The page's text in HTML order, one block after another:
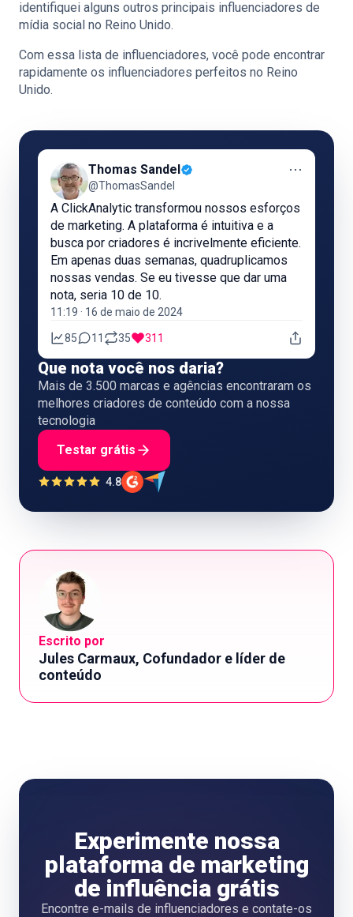
identifiquei alguns outros principais influenciadores de
mídia social no Reino Unido.
Com essa lista de influenciadores, você pode encontrar
rapidamente os influenciadores perfeitos no Reino
Unido.
Thomas Sandel
@ThomasSandel
⋯
A ClickAnalytic transformou nossos esforços
de marketing. A plataforma é intuitiva e a
busca por criadores é incrivelmente eficiente.
Em apenas duas semanas, quadruplicamos
nossas vendas. Se eu tivesse que dar uma
nota, seria 10 de 10.
11:19 · 16 de maio de 2024
85 11 35 311
Que nota você nos daria?
Mais de 3.500 marcas e agências encontraram os
melhores criadores de conteúdo com a nossa
tecnologia
Testar grátis
4.8
Escrito por
Jules Carmaux, Cofundador e líder de
conteúdo
Experimente nossa
plataforma de marketing
de influência grátis
Encontre e-mails de influenciadores e contate-os